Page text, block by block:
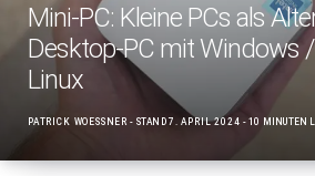
Mini-PC: Kleine PCs als
Desktop-PC mit Windows
Linux
PATRICK WOESSNER - STAND 7. APRIL 2024 - 10 MINUTEN